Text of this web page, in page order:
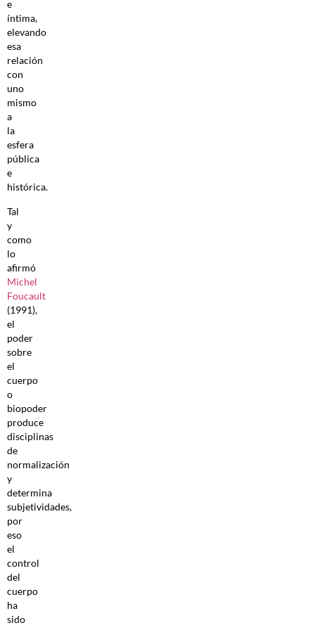
e
íntima,
elevando
esa
relación
con
uno
mismo
a
la
esfera
pública
e
histórica.
Tal
y
como
lo
afirmó
Michel
Foucault
(1991),
el
poder
sobre
el
cuerpo
o
biopoder
produce
disciplinas
de
normalización
y
determina
subjetividades,
por
eso
el
control
del
cuerpo
ha
sido